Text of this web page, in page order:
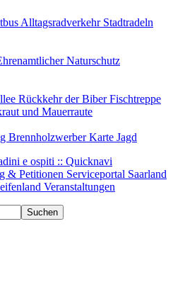
Alltagsradverkehr Stadtradeln
Naturschutz
Rückkehr der BiberFischtreppe
und Mauerraute
BrennholzwerberKarte Jagd
e ospiti :: Quicknavi
& Petitionen Serviceportal Saarland
Veranstaltungen
Suchen